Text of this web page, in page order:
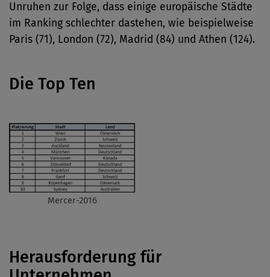
Unruhen zur Folge, dass einige europäische Städte
im Ranking schlechter dastehen, wie beispielweise
Paris (71), London (72), Madrid (84) und Athen (124).
Die Top Ten
Mercer-2016
Herausforderung für